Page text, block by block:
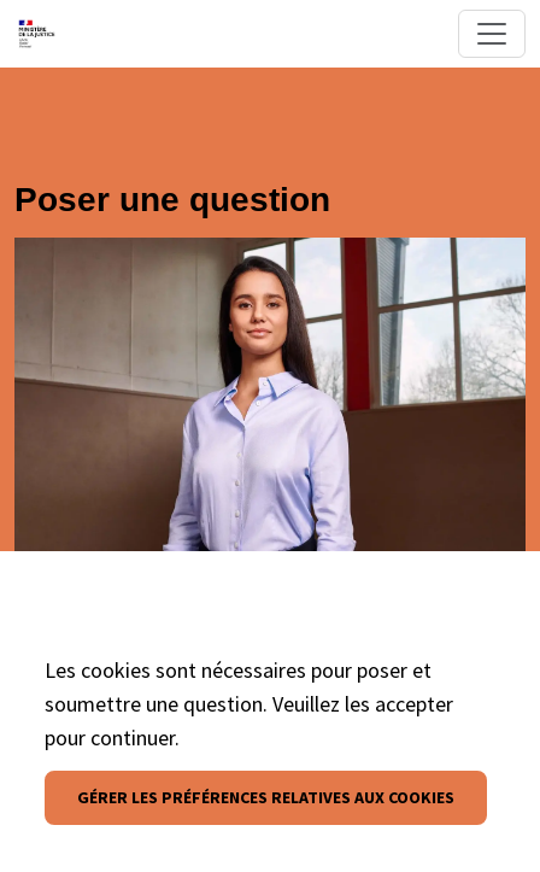
Poser une question
Les cookies sont nécessaires pour poser et
soumettre une question. Veuillez les accepter
pour continuer.
GÉRER LES PRÉFÉRENCES RELATIVES AUX COOKIES